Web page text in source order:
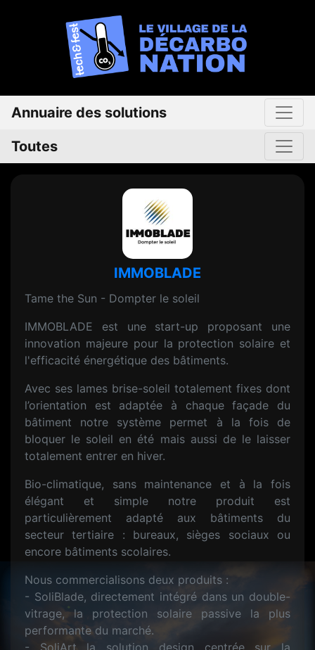
Annuaire des solutions
Toutes
IMMOBLADE
Tame the Sun - Dompter le soleil
IMMOBLADE est une start-up proposant une
innovation majeure pour la protection solaire et
l'efficacité énergétique des bâtiments.
Avec ses lames brise-soleil totalement fixes dont
l’orientation est adaptée à chaque façade du
bâtiment notre système permet à la fois de
bloquer le soleil en été mais aussi de le laisser
totalement entrer en hiver.
Bio-climatique, sans maintenance et à la fois
élégant et simple notre produit est
particulièrement adapté aux bâtiments du
secteur tertiaire : bureaux, sièges sociaux ou
encore bâtiments scolaires.
Nous commercialisons deux produits :
- SoliBlade, directement intégré dans un double-
vitrage, la protection solaire passive la plus
performante du marché.
- SoliArt la solution design centrée sur la